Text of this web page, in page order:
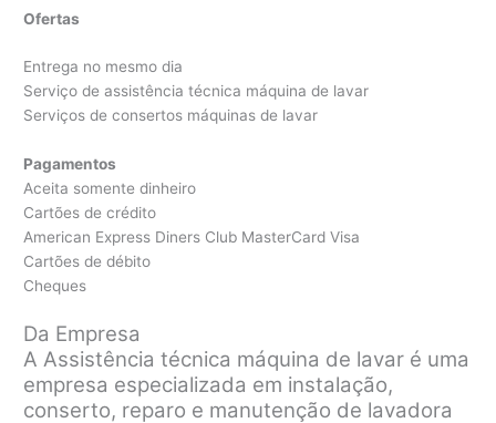
Ofertas
Entrega no mesmo dia
Serviço de assistência técnica máquina de lavar
Serviços de consertos máquinas de lavar
Pagamentos
Aceita somente dinheiro
Cartões de crédito
American Express Diners Club MasterCard Visa
Cartões de débito
Cheques
Da Empresa
A Assistência técnica máquina de lavar é uma
empresa especializada em instalação,
conserto, reparo e manutenção de lavadora